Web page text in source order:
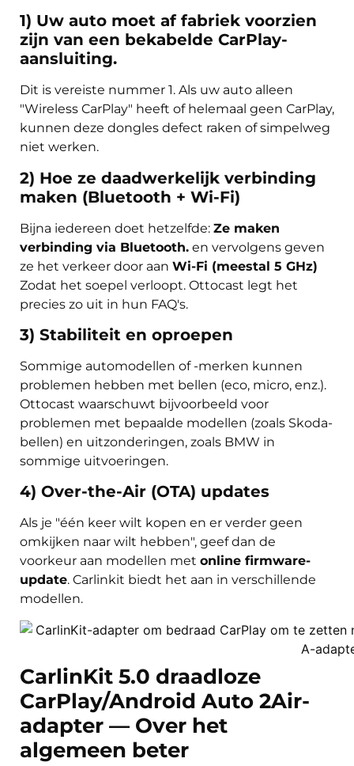
1) Uw auto moet af fabriek voorzien
zijn van een bekabelde CarPlay-
aansluiting.
Dit is vereiste nummer 1. Als uw auto alleen
"Wireless CarPlay" heeft of helemaal geen CarPlay,
kunnen deze dongles defect raken of simpelweg
niet werken.
2) Hoe ze daadwerkelijk verbinding
maken (Bluetooth + Wi-Fi)
Bijna iedereen doet hetzelfde: Ze maken
verbinding via Bluetooth. en vervolgens geven
ze het verkeer door aan Wi-Fi (meestal 5 GHz)
Zodat het soepel verloopt. Ottocast legt het
precies zo uit in hun FAQ's.
3) Stabiliteit en oproepen
Sommige automodellen of -merken kunnen
problemen hebben met bellen (eco, micro, enz.).
Ottocast waarschuwt bijvoorbeeld voor
problemen met bepaalde modellen (zoals Skoda-
bellen) en uitzonderingen, zoals BMW in
sommige uitvoeringen.
4) Over-the-Air (OTA) updates
Als je "één keer wilt kopen en er verder geen
omkijken naar wilt hebben", geef dan de
voorkeur aan modellen met online firmware-
update. Carlinkit biedt het aan in verschillende
modellen.
CarlinKit 5.0 draadloze
CarPlay/Android Auto 2Air-
adapter — Over het
algemeen beter